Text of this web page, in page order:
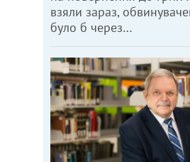
взяли зараз,
було б через…